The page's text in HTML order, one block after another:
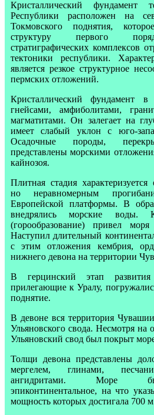
Кристаллический фундамент
Республики расположен на
Токмовского поднятия,
структуру первого
стратиграфических комплексов
тектоники республики.
является резкое структурное
пермских отложений.
Кристаллический фундамент в
гнейсами, амфиболитами,
магматитами. Он залегает на
имеет слабый уклон с юго-
Осадочные породы,
представлены морскими
кайнозоя.
Плитная стадия
но неравномерным
Европейской платформы. В
внедрялись морские воды.
(горообразование) привел
Наступил длительный
с этим отложения кембрия,
нижнего девона на территории
В герцинский этап
прилегающие к Уралу,
поднятие.
В девоне вся территория
Ульяновского свода. Несмотря на
Ульяновский свод был покрыт
Толщи девона представлены
мергелем, глинами,
ангидритами. Море
эпиконтинентальное, на что
мощность которых достигала 700